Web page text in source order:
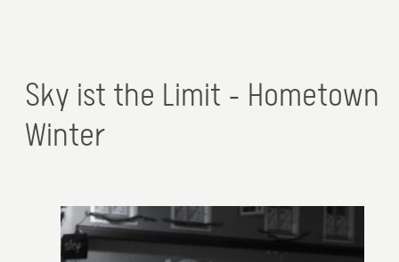
Sky ist the Limit – Hometown
Winter